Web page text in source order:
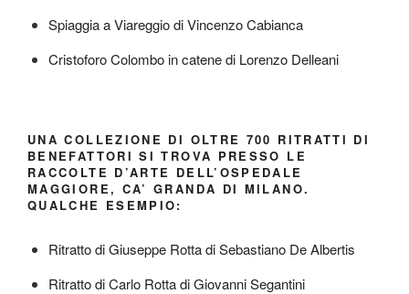
Spiaggia a Viareggio di Vincenzo Cabianca
Cristoforo Colombo in catene di Lorenzo Delleani
UNA COLLEZIONE DI OLTRE 700 RITRATTI DI
BENEFATTORI SI TROVA PRESSO LE
RACCOLTE D’ARTE DELL’OSPEDALE
MAGGIORE, CA’ GRANDA DI MILANO.
QUALCHE ESEMPIO:
Ritratto di Giuseppe Rotta di Sebastiano De Albertis
Ritratto di Carlo Rotta di Giovanni Segantini